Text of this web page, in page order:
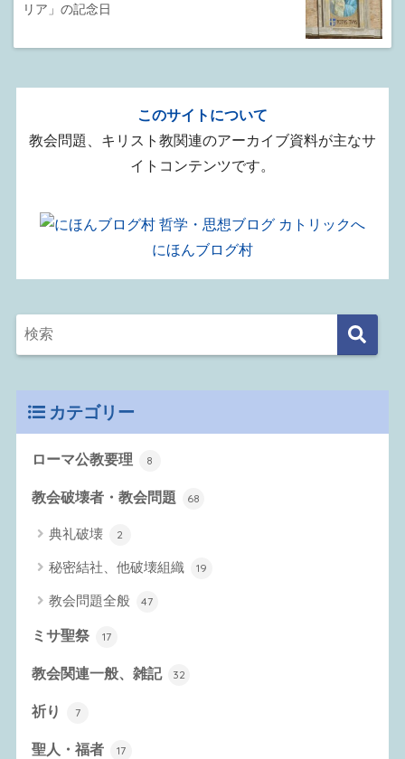
リア」の記念日
このサイトについて
教会問題、キリスト教関連のアーカイブ資料が主なサ
イトコンテンツです。
にほんブログ村
カテゴリー
ローマ公教要理 8
教会破壊者・教会問題 68
典礼破壊 2
秘密結社、他破壊組織 19
教会問題全般 47
ミサ聖祭 17
教会関連一般、雑記 32
祈り 7
聖人・福者 17